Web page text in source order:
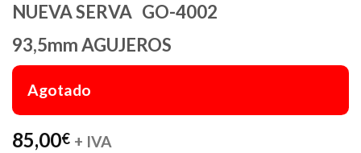
NUEVA SERVA GO-4002
93,5mm AGUJEROS
Agotado
85,00€ + IVA